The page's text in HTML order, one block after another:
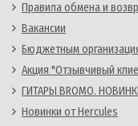
Правила обмена и
Вакансии
Бюджетным
Акция "Отзывчивый
ГИТАРЫ BROMO.
Новинки от Hercules